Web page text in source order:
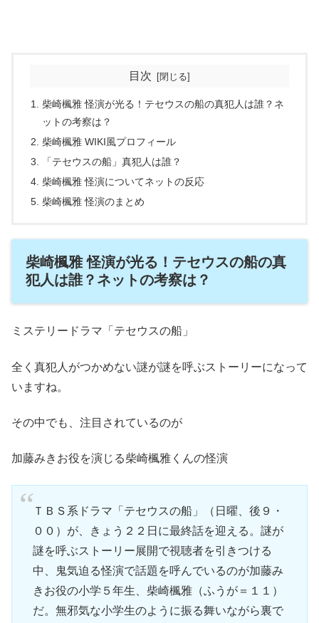
目次
柴崎楓雅 怪演が光る！テセウスの船の真犯人は誰？ネ
ットの考察は？
柴崎楓雅 WIKI風プロフィール
「テセウスの船」真犯人は誰？
柴崎楓雅 怪演についてネットの反応
柴崎楓雅 怪演のまとめ
柴崎楓雅 怪演が光る！テセウスの船の真
犯人は誰？ネットの考察は？
ミステリードラマ「テセウスの船」
全く真犯人がつかめない謎が謎を呼ぶストーリーになって
いますね。
その中でも、注目されているのが
加藤みきお役を演じる柴崎楓雅くんの怪演
ＴＢＳ系ドラマ「テセウスの船」（日曜、後９・
００）が、きょう２２日に最終話を迎える。謎が
謎を呼ぶストーリー展開で視聴者を引きつける
中、鬼気迫る怪演で話題を呼んでいるのが加藤み
きお役の小学５年生、柴崎楓雅（ふうが＝１１）
だ。無邪気な小学生のように振る舞いながら裏で